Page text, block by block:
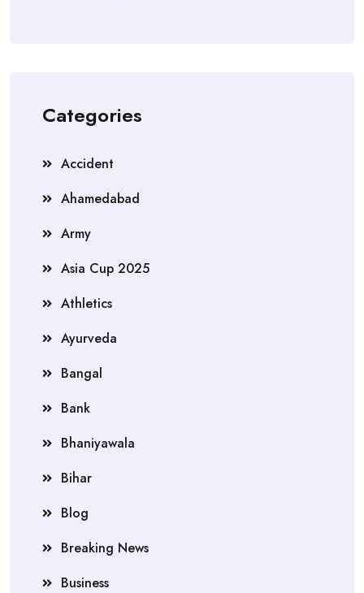
Categories
Accident
Ahamedabad
Army
Asia Cup 2025
Athletics
Ayurveda
Bangal
Bank
Bhaniyawala
Bihar
Blog
Breaking News
Business